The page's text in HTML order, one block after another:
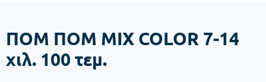
ΠΟΜ ΠΟΜ MIX COLOR 7-14
χιλ. 100 τεμ.